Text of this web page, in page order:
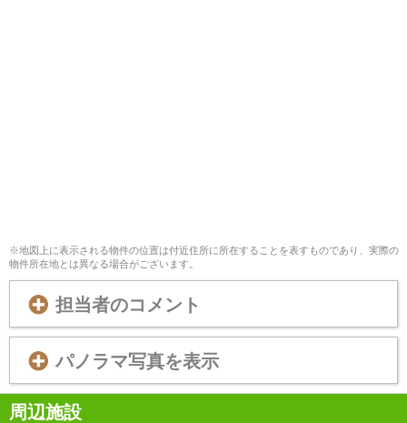
※地図上に表示される物件の位置は付近住所に所在することを表すものであり、実際の
物件所在地とは異なる場合がございます。
担当者のコメント
パノラマ写真を表示
周辺施設